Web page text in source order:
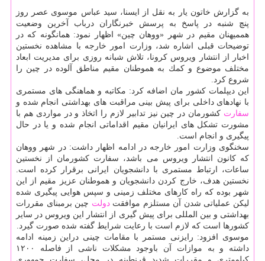
به گزارش خاتون یار به نقل از ایسنا، سید عباس موسوی عصر روز
پنچ شنبه در پاسخ به پرسش خبرنگاران درباب آخرین وضعیت
هممیهنان مقیم در شهر «ووهان چین» اظهار نمود: همانگونه كه در
توضیحات قبلی اشاره شد، وزارت امور خارجه با مشاهده نخستین
اخبار از انتشار ویروس كرونا، تلاش شبانه روزی برای مدیریت ابعاد
مختلف موضوع و كمك به هموطنان مقیم مناطق آلوده در چین را
شروع كرد.
این دیپلمات كشور مان اضافه كرد: مكاتبه و هماهنگی های مستمری
با نهادهای داخلی برای پیش بینی مراقبت های بهداشتی انجام شده و
سفارت كشورمان در چین نیز تدابیر لازم را اتخاذ و در مواردی هم با
مشورت تشكل های ایرانیان مقیم اقداماتی انجام شده و یا در حال
پیگیری و انجام است.
سخنگوی وزارت امور خارجه در ادامه اظهار داشت: در شهر ووهان
كه كانون انتشار ویروس می باشد، سفارت كشورمان از نخستین
ساعات، ارتباط مستمری با دانشجویان ایرانی برقرار كرده است.
نخستین هدف، خارج كردن دانشجویان و هموطنان عزیز مقیم از این
شهر بوده كه راه كارهای مختلف زمینی و سپس هوایی پیگیری شده
لیكن عملیاتی شدن آن مستلزم موافقتدولت چین برمبنای مقررات
بهداشتی و بین المللی برای پیش گیری از انتشار این ویروس در سایر
كشورها است كه لازم است با رعایت شرایط گفته شده صورت گیرد.
موسوی افزود: رایزنی مستمر با مقامات چینی دراین زمینه ادامه
داشته و به موازات آن باوجود مشكلات ناشی از فاصله ۱۲۰۰